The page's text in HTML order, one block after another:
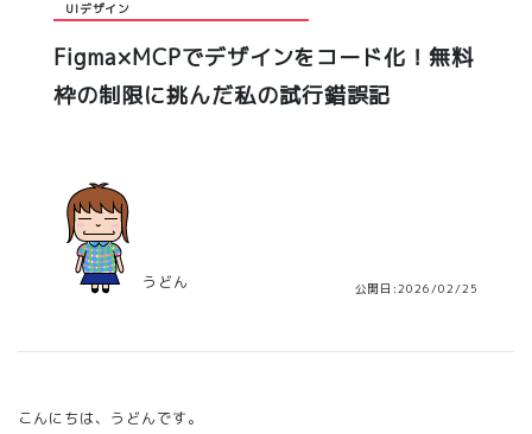
UIデザイン
Figma×MCPでデザインをコード化！無料
枠の制限に挑んだ私の試行錯誤記
うどん 公開日:2026/02/25
こんにちは、うどんです。